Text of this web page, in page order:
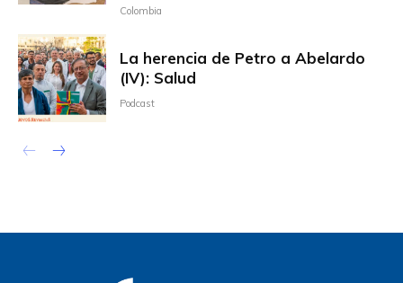
Colombia
La herencia de Petro a Abelardo
(IV): Salud
Podcast